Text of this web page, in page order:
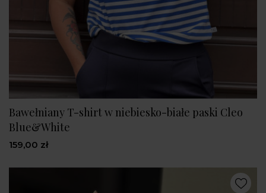
Bawełniany T-shirt w niebiesko-białe paski Cleo
Blue&White
159,00 zł